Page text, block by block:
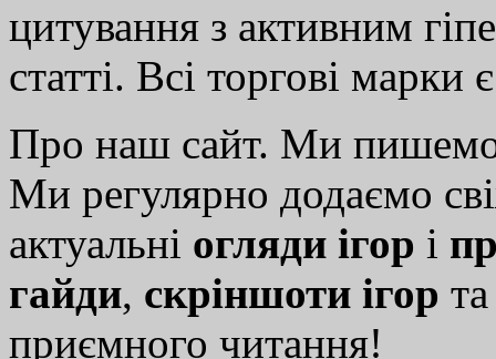
цитування з активним
статті. Всі торгові марки
Про наш сайт. Ми
Ми регулярно додаємо
актуальні огляди ігор і
гайди, скріншоти ігор
приємного читання!